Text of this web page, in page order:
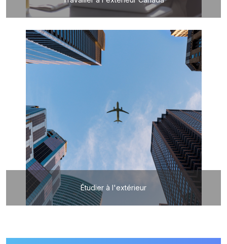
Étudier à l'extérieur